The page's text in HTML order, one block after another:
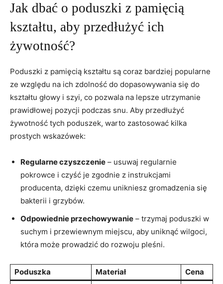
Jak‍ dbać o poduszki z pamięcią
kształtu, aby przedłużyć ich
żywotność?
Poduszki z pamięcią kształtu są coraz bardziej popularne
ze względu na ich zdolność do⁤ dopasowywania się do
kształtu głowy i‍ szyi, co pozwala na lepsze utrzymanie
prawidłowej pozycji podczas⁢ snu. Aby przedłużyć
żywotność tych poduszek, warto⁣ zastosować kilka‌
prostych wskazówek:
Regularne czyszczenie – usuwaj regularnie
pokrowce i czyść ​je zgodnie z instrukcjami
producenta,⁣ dzięki ‌czemu unikniesz gromadzenia się
bakterii i grzybów.
Odpowiednie przechowywanie – trzymaj poduszki ⁣w
suchym i przewiewnym miejscu, aby uniknąć wilgoci,
która może prowadzić do rozwoju pleśni.
Poduszka Materiał
Cena